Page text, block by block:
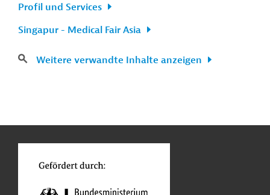
Profil und Services
Singapur - Medical Fair Asia
Weitere verwandte Inhalte anzeigen